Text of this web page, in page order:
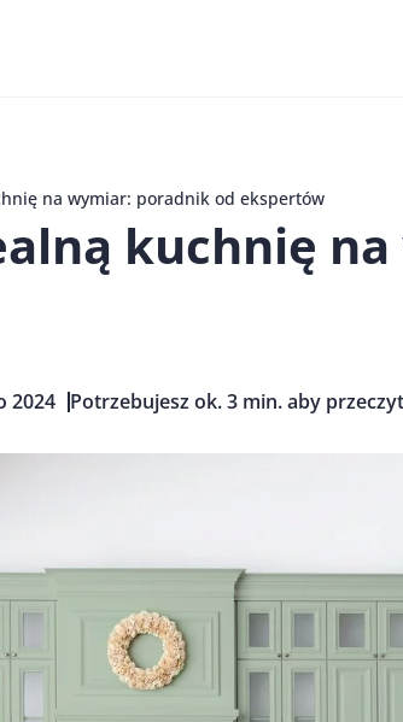
na wymiar: poradnik od ekspertów
kuchnię
2024 Potrzebujesz ok. 3 min. aby